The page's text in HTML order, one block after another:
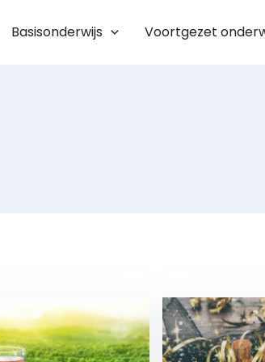
Basisonderwijs Voortgezet